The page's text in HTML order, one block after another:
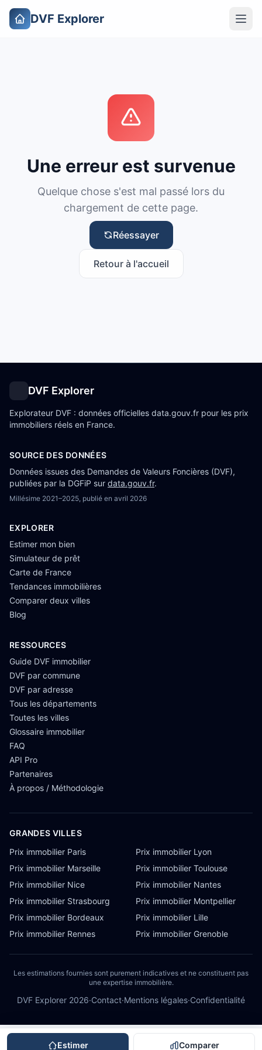
DVF Explorer
Une erreur est survenue
Quelque chose s'est mal passé lors du
chargement de cette page.
Réessayer
Retour à l'accueil
Estimer Comparer
DVF Explorer
Explorateur DVF : données officielles data.gouv.fr pour les prix
immobiliers réels en France.
SOURCE DES DONNÉES
Données issues des Demandes de Valeurs Foncières (DVF),
publiées par la DGFiP sur data.gouv.fr.
Millésime 2021–2025, publié en avril 2026
EXPLORER
Estimer mon bien
Simulateur de prêt
Carte de France
Tendances immobilières
Comparer deux villes
Blog
RESSOURCES
Guide DVF immobilier
DVF par commune
DVF par adresse
Tous les départements
Toutes les villes
Glossaire immobilier
FAQ
API Pro
Partenaires
À propos / Méthodologie
GRANDES VILLES
Prix immobilier Paris
Prix immobilier Lyon
Prix immobilier Marseille
Prix immobilier Toulouse
Prix immobilier Nice
Prix immobilier Nantes
Prix immobilier Strasbourg
Prix immobilier Montpellier
Prix immobilier Bordeaux
Prix immobilier Lille
Prix immobilier Rennes
Prix immobilier Grenoble
Les estimations fournies sont purement indicatives et ne constituent pas
une expertise immobilière.
DVF Explorer 2026·Contact·Mentions légales·Confidentialité